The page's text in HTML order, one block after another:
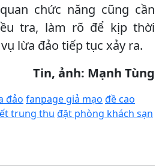
chức năng cũng cần
tra, làm rõ để kịp thời
lừa đảo tiếp tục xảy ra.
Tin, ảnh: Mạnh Tùng
đảo fanpage giả mạo đề cao
trung thu đặt phòng khách sạn